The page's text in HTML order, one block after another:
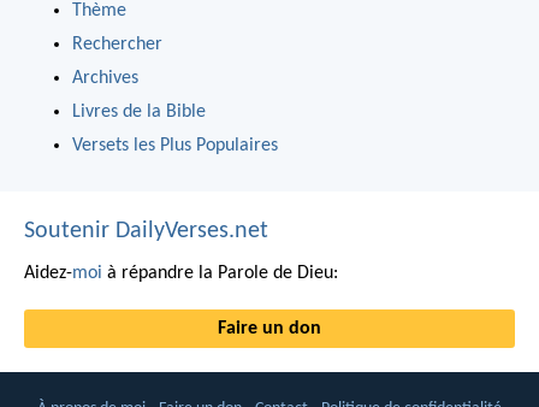
Thème
Rechercher
Archives
Livres de la Bible
Versets les Plus Populaires
Soutenir DailyVerses.net
Aidez-moi à répandre la Parole de Dieu:
Faire un don